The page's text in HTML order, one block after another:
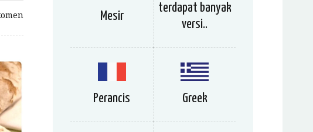
Mesir
terdapat banyak
versi..
Perancis Greek